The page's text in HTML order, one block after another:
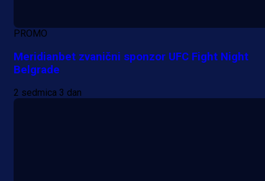
PROMO
Meridianbet zvanični sponzor UFC Fight Night
Belgrade
2 sedmica 3 dan